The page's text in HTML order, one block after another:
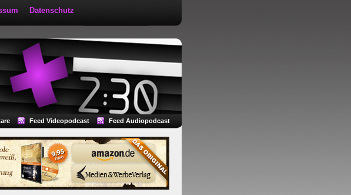
Datenschutz
Feed Videopodcast Feed Audiopodcast